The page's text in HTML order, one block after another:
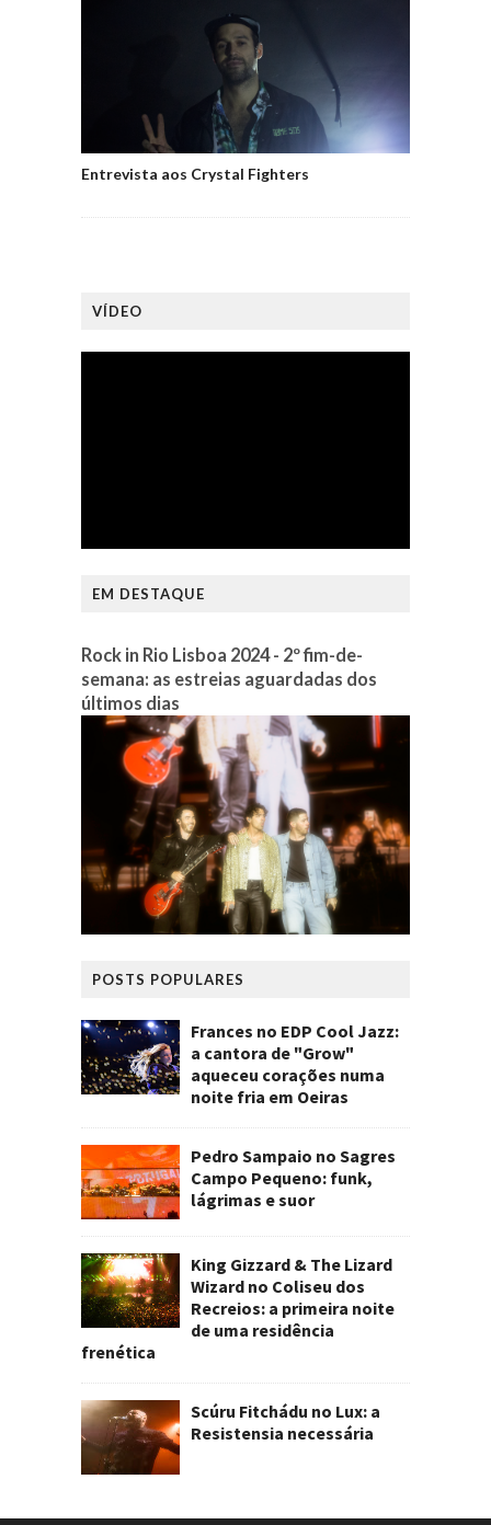
Entrevista aos Crystal Fighters
VÍDEO
EM DESTAQUE
Rock in Rio Lisboa 2024 - 2º fim-de-
semana: as estreias aguardadas dos
últimos dias
POSTS POPULARES
Frances no EDP Cool Jazz:
a cantora de "Grow"
aqueceu corações numa
noite fria em Oeiras
Pedro Sampaio no Sagres
Campo Pequeno: funk,
lágrimas e suor
King Gizzard & The Lizard
Wizard no Coliseu dos
Recreios: a primeira noite
de uma residência
frenética
Scúru Fitchádu no Lux: a
Resistensia necessária